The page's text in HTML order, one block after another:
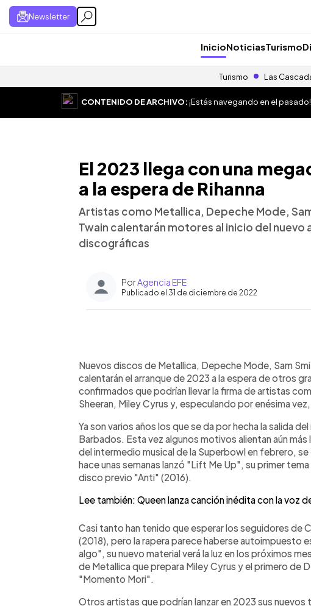
Newsletter
InicioNoticiasTurismo
Turismo Las
CONTENIDO DE ARCHIVO:¡Estás navegando en el
El 2023 llega con una
a la espera de Rihanna
Artistas como Metallica, Depeche Mode,
Twain calentarán motores al inicio del
discográficas
PorAgencia EFE
Publicado el 31 de diciembre de 2022
► Escuchar artículo
Nuevos discos de Metallica, Depeche Mode, Sam
calentarán el arranque de 2023 a la espera de otros
confirmados que podrían llevar la firma de artistas
Sheeran, Miley Cyrus y, especulando por enésima vez,
Ya son varios años los que se da por hecha la salida
Barbados. Esta vez algunos motivos alientan aún
del intermedio musical de la Superbowl en febrero,
hace unas semanas lanzó "Lift Me Up", su primer
disco previo "Anti" (2016).
Lee también: Queen lanza canción inédita con la voz
Casi tanto han tenido que esperar los seguidores de
(2018), pero la rapera parece haberse autoimpuesto
algo", su nuevo material verá la luz en los próximos
de Metallica que prepara Miley Cyrus y el primero de
"Momento Mori".
Otros artistas que podrían lanzar en 2023 sus nuevos